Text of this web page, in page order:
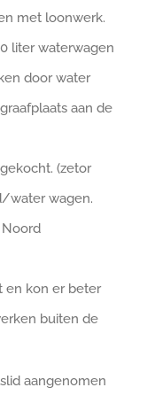
met loonwerk.
liter waterwagen
door water
aan de
(zetor
water wagen.
en kon er beter
buiten de
aangenomen